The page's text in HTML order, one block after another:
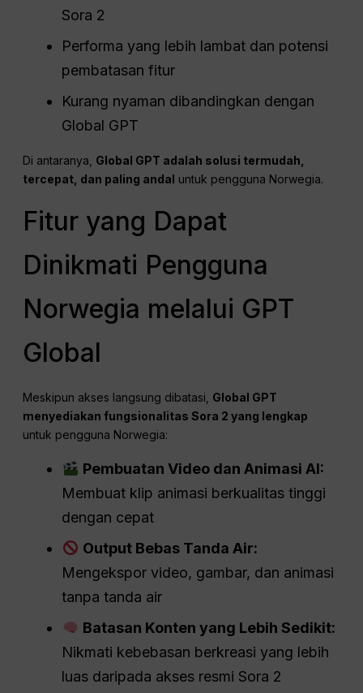
Sora 2
Performa yang lebih lambat dan potensi
pembatasan fitur
Kurang nyaman dibandingkan dengan
Global GPT
Di antaranya, Global GPT adalah solusi termudah,
tercepat, dan paling andal untuk pengguna Norwegia.
Fitur yang Dapat
Dinikmati Pengguna
Norwegia melalui GPT
Global
Meskipun akses langsung dibatasi, Global GPT
menyediakan fungsionalitas Sora 2 yang lengkap
untuk pengguna Norwegia:
Pembuatan Video dan Animasi AI:
Membuat klip animasi berkualitas tinggi
dengan cepat
Output Bebas Tanda Air:
Mengekspor video, gambar, dan animasi
tanpa tanda air
Batasan Konten yang Lebih Sedikit:
Nikmati kebebasan berkreasi yang lebih
luas daripada akses resmi Sora 2